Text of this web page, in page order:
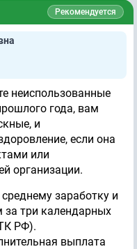
Рекомендуется
неиспользованные
года, вам
и
если она
или
организации.
заработку и
за три календарных
РФ).
выплата